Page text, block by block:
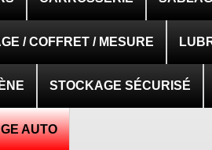
/ COFFRET / MESURE
STOCKAGE SÉCURISÉ
AUTO